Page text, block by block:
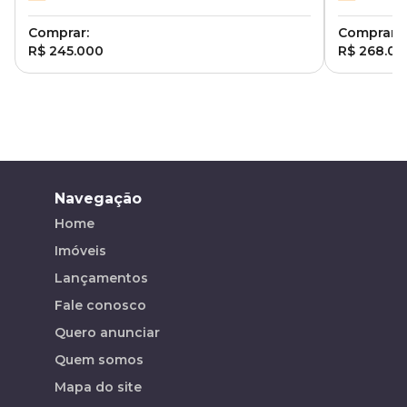
Comprar:
R$ 245.000
Comprar:
R$
Navegação
Home
Imóveis
Lançamentos
Fale conosco
Quero anunciar
Quem somos
Mapa do site